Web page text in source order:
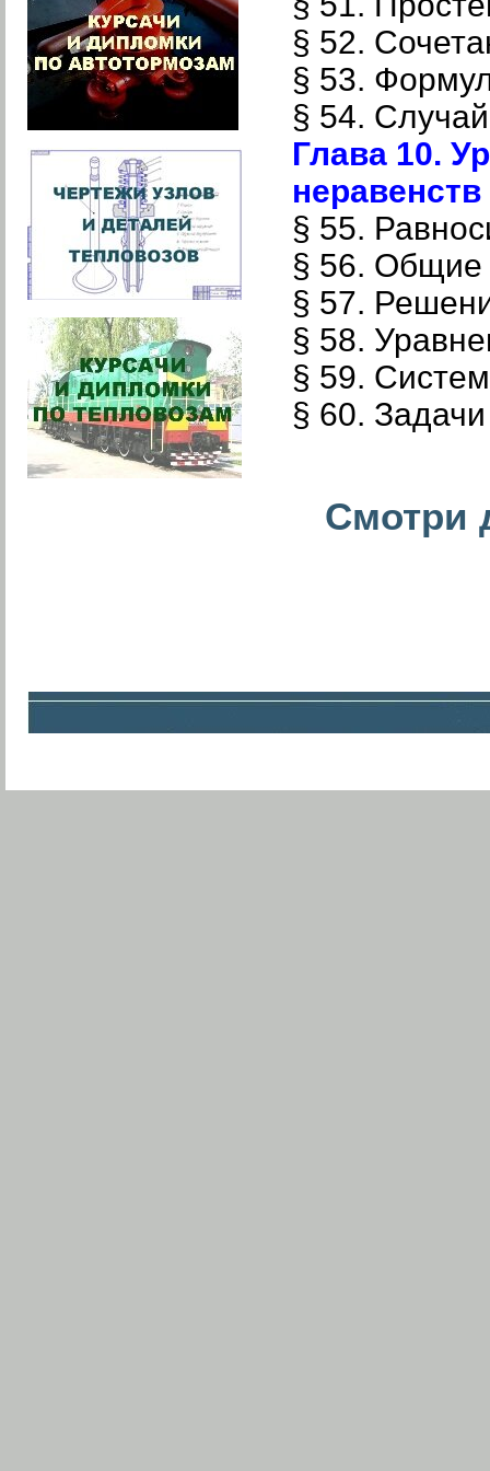
§ 52.
§ 53.
§ 54.
Глава 10.
неравенств
§ 55.
§ 56. Общие
§ 57.
§ 58.
§ 59.
§ 60.
Смотри